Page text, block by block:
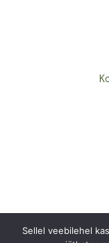
Sellel veebilehel